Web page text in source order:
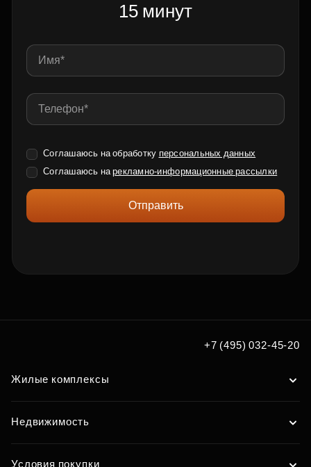
15 минут
Соглашаюсь на обработку персональных данных
Соглашаюсь нарекламно-информационные рассылки
Отправить
+7 (495) 032-45-20
Жилые комплексы
Недвижимость
Условия покупки